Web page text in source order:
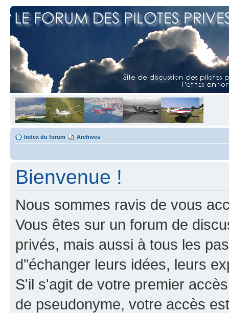
Index du forum Archives
Bienvenue !
Nous sommes ravis de vous
Vous êtes sur un forum de
privés, mais aussi à tous les
d"échanger leurs idées, leurs
S'il s'agit de votre premier
de pseudonyme, votre accès